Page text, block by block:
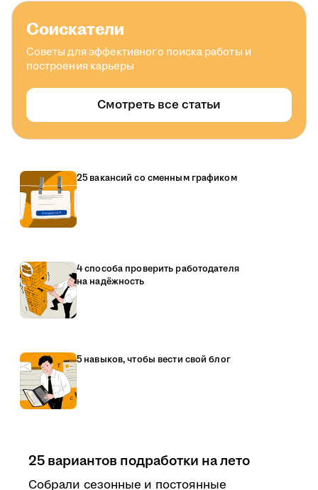
Соискатели
Советы для эффективного поиска работы и
построения карьеры
Смотреть все статьи
25 вакансий со сменным графиком
4 способа проверить работодателя
на надёжность
5 навыков, чтобы вести свой блог
25 вариантов подработки на лето
Собрали сезонные и постоянные